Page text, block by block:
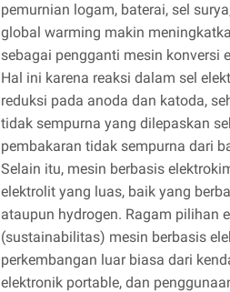
pemurnian logam, baterai, sel
global warming makin
sebagai pengganti mesin konversi
Hal ini karena reaksi dalam sel
reduksi pada anoda dan katoda,
tidak sempurna yang dilepaskan
pembakaran tidak sempurna dari
Selain itu, mesin berbasis
elektrolit yang luas, baik yang
ataupun hydrogen. Ragam pilihan
(sustainabilitas) mesin berbasis
perkembangan luar biasa dari
elektronik portable, dan